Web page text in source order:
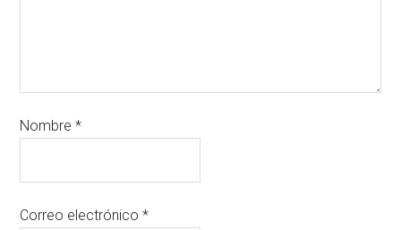
Nombre*
Correo electrónico*